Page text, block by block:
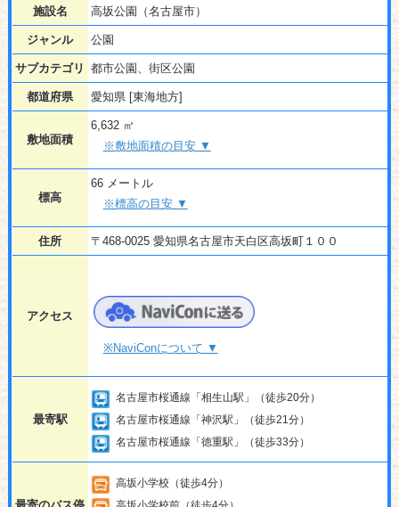
施設名 高坂公園（名古屋市）
ジャンル 公園
サブカテゴリ 都市公園、街区公園
都道府県 愛知県 [東海地方]
敷地面積
6,632 ㎡
※敷地面積の目安 ▼
標高
66 メートル
※標高の目安 ▼
住所 〒468-0025 愛知県名古屋市天白区高坂町１００
アクセス
※NaviConについて ▼
最寄駅
名古屋市桜通線「相生山駅」（徒歩20分）
名古屋市桜通線「神沢駅」（徒歩21分）
名古屋市桜通線「徳重駅」（徒歩33分）
高坂小学校（徒歩4分）